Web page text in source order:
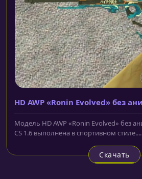
HD AWP «Ronin Evolved» без
Модель HD AWP «Ronin Evolved» без
CS 1.6 выполнена в спортивном стиле....
Скачать